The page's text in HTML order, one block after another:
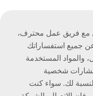
مع فريق عمل محترف،
جميع استفساراتك
والمواد المستخدمة
شخصية
لك. سواء كنت